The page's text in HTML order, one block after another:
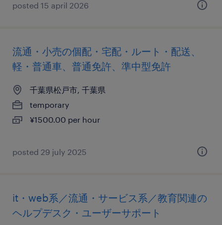
posted 15 april 2026
流通・小売の個配・宅配・ルート・配送、
軽・普通車、普通免許、準中型免許
千葉県松戸市, 千葉県
temporary
¥1500.00 per hour
posted 29 july 2025
it・web系／流通・サービス系／教育関連の
ヘルプデスク・ユーザーサポート